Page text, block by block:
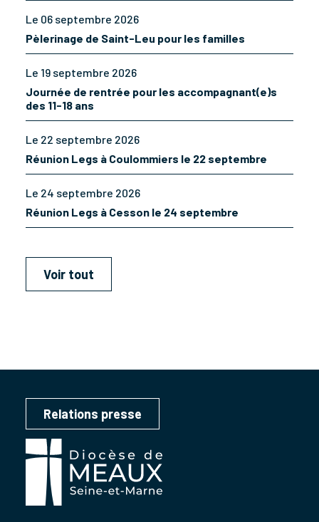
Le 06 septembre 2026
Pèlerinage de Saint-Leu pour les familles
Le 19 septembre 2026
Journée de rentrée pour les accompagnant(e)s
des 11-18 ans
Le 22 septembre 2026
Réunion Legs à Coulommiers le 22 septembre
Le 24 septembre 2026
Réunion Legs à Cesson le 24 septembre
Voir tout
Relations presse